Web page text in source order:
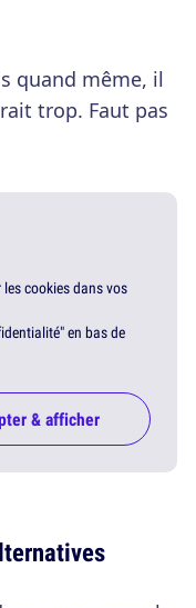
quand même, il
trop. Faut pas
cookies dans vos
en bas de
& afficher